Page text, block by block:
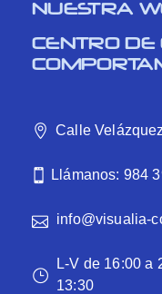
NUESTRA
CENTRO DE
Calle
Llámanos: 984
info@visualia-
L-V de 16:00 a
13:30